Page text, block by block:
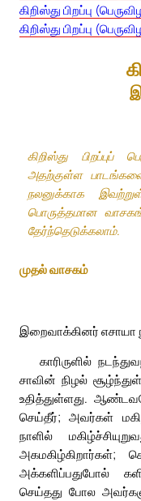
கிறிஸ்து பிறப்பு
கிறிஸ்து பிறப்பு
கிறிஸ்து பிறப்புப்
அதற்குள்ள
நலனுக்காக இவற்றுள்
பொருத்தமான
தேர்ந்தெடுக்கலாம்.
முதல் வாசகம்
இறைவாக்கினர் எசாயா
காரிருளில்
சாவின் நிழல்
உதித்துள்ளது.
செய்தீர்; அவர்கள்
நாளில்
அகமகிழ்கிறார்கள்;
அக்களிப்பதுபோல்
செய்தது போல